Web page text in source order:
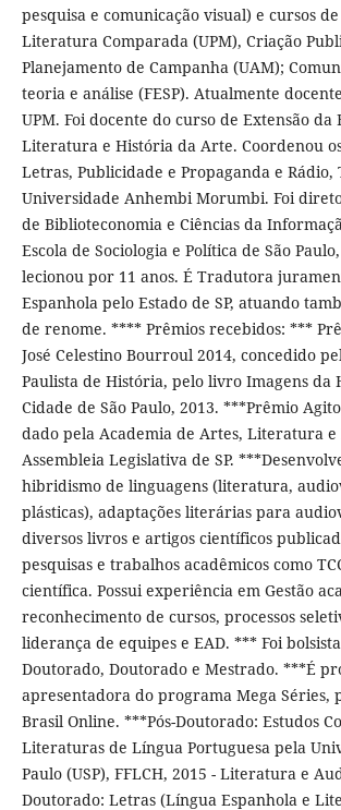
pesquisa e comunicação visual) e cursos de
Literatura Comparada (UPM), Criação
Planejamento de Campanha (UAM);
teoria e análise (FESP). Atualmente
UPM. Foi docente do curso de Extensão da
Literatura e História da Arte. Coordenou
Letras, Publicidade e Propaganda e
Universidade Anhembi Morumbi. Foi
de Biblioteconomia e Ciências da
Escola de Sociologia e Política de São
lecionou por 11 anos. É Tradutora
Espanhola pelo Estado de SP, atuando
de renome. **** Prêmios recebidos: ***
José Celestino Bourroul 2014, concedido
Paulista de História, pelo livro Imagens da
Cidade de São Paulo, 2013. ***Prêmio
dado pela Academia de Artes, Literatura e
Assembleia Legislativa de SP.
hibridismo de linguagens (literatura,
plásticas), adaptações literárias para
diversos livros e artigos científicos
pesquisas e trabalhos acadêmicos como
científica. Possui experiência em Gestão
reconhecimento de cursos, processos
liderança de equipes e EAD. *** Foi bolsista
Doutorado, Doutorado e Mestrado. ***É
apresentadora do programa Mega Séries,
Brasil Online. ***Pós-Doutorado: Estudos
Literaturas de Língua Portuguesa pela
Paulo (USP), FFLCH, 2015 - Literatura e
Doutorado: Letras (Língua Espanhola e